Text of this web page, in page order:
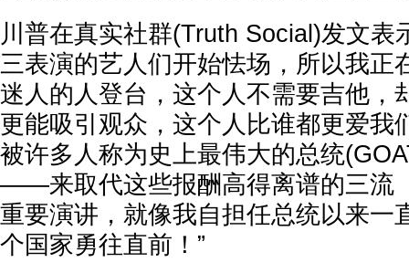
川普在真实社群(Truth Social)发文表
三表演的艺人们开始怯场，所以我正
迷人的人登台，这个人不需要吉他，
更能吸引观众，这个人比谁都更爱我
被许多人称为史上最伟大的总统
——来取代这些报酬高得离谱的三流
重要演讲，就像我自担任总统以来一
个国家勇往直前！”